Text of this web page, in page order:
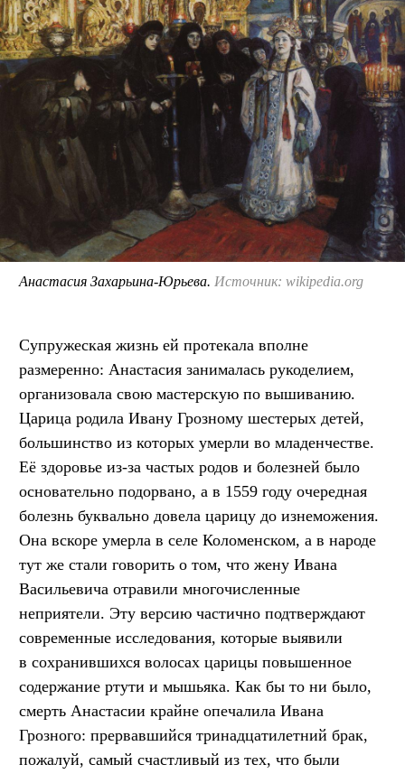
Анастасия Захарьина-Юрьева. Источник: wikipedia.org
Супружеская жизнь ей протекала вполне
размеренно: Анастасия занималась рукоделием,
организовала свою мастерскую по вышиванию.
Царица родила Ивану Грозному шестерых детей,
большинство из которых умерли во младенчестве.
Её здоровье из-за частых родов и болезней было
основательно подорвано, а в 1559 году очередная
болезнь буквально довела царицу до изнеможения.
Она вскоре умерла в селе Коломенском, а в народе
тут же стали говорить о том, что жену Ивана
Васильевича отравили многочисленные
неприятели. Эту версию частично подтверждают
современные исследования, которые выявили
в сохранившихся волосах царицы повышенное
содержание ртути и мышьяка. Как бы то ни было,
смерть Анастасии крайне опечалила Ивана
Грозного: прервавшийся тринадцатилетний брак,
пожалуй, самый счастливый из тех, что были